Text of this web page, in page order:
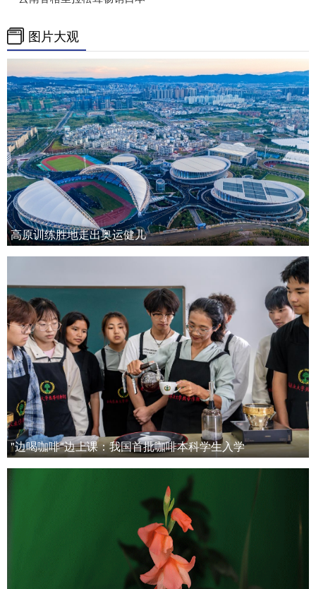
图片大观
高原训练胜地走出奥运健儿
"边喝咖啡"边上课：我国首批咖啡本科学生入学